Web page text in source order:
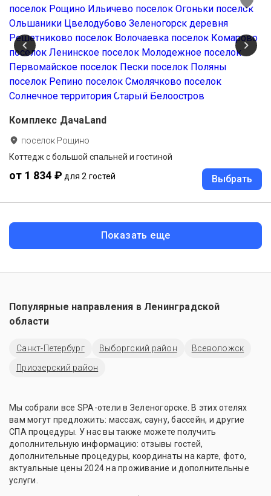
Комплекс ДачаLand
поселок Рощино
Коттедж с большой спальней и гостиной
от 1 834 ₽ для 2 гостей Выбрать
Показать еще
Популярные направления в Ленинградской
области
Санкт-Петербург Выборгский район
Всеволожск
Приозерский район
Мы собрали все SPA-отели в Зеленогорске. В этих отелях
вам могут предложить: массаж, сауну, бассейн, и другие
СПА процедуры. У нас вы также можете получить
дополнительную информацию: отзывы гостей,
дополнительные процедуры, координаты на карте, фото,
актуальные цены 2024 на проживание и дополнительные
услуги.